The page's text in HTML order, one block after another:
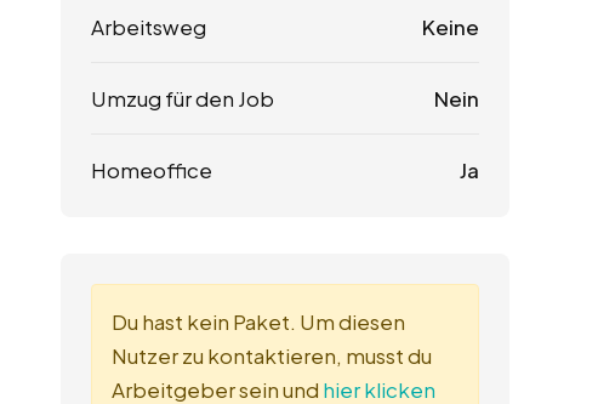
Arbeitsweg Keine
Umzug für den Job Nein
Homeoffice Ja
Du hast kein Paket. Um diesen
Nutzer zu kontaktieren, musst du
Arbeitgeber sein und hier klicken